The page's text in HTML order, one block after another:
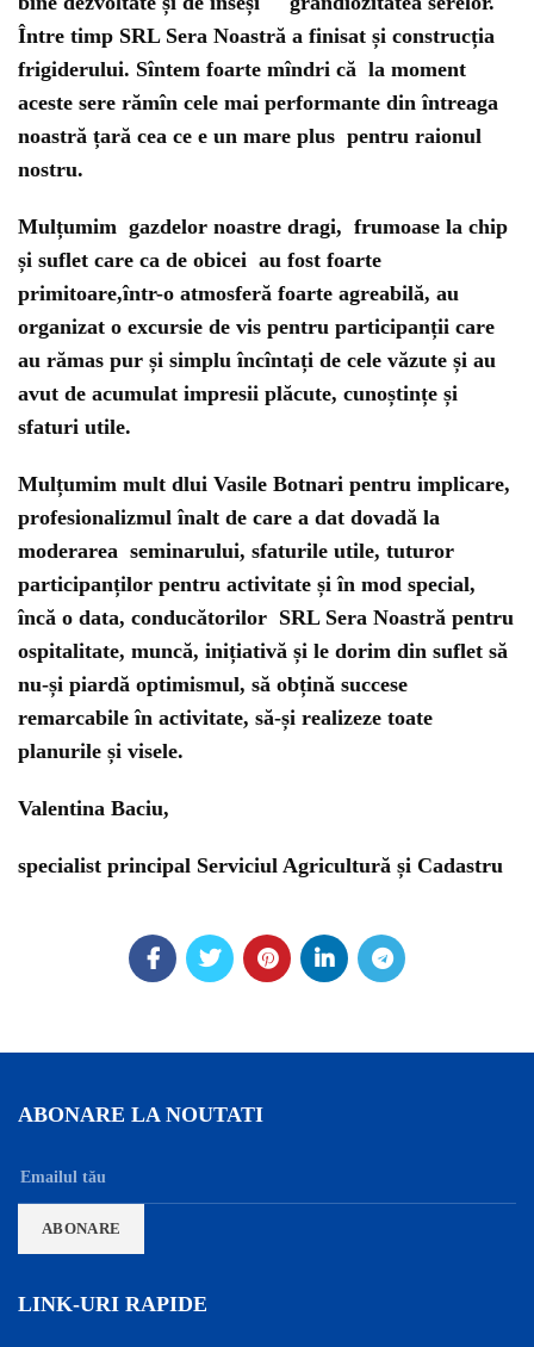
Între timp SRL Sera Noastră a finisat și construcția
frigiderului. Sîntem foarte mîndri că la moment
aceste sere rămîn cele mai performante din întreaga
noastră țară cea ce e un mare plus pentru raionul
nostru.
Mulțumim gazdelor noastre dragi, frumoase la chip
și suflet care ca de obicei au fost foarte
primitoare,într-o atmosferă foarte agreabilă, au
organizat o excursie de vis pentru participanții care
au rămas pur și simplu încîntați de cele văzute și au
avut de acumulat impresii plăcute, cunoștințe și
sfaturi utile.
Mulțumim mult dlui Vasile Botnari pentru implicare,
profesionalizmul înalt de care a dat dovadă la
moderarea seminarului, sfaturile utile, tuturor
participanților pentru activitate și în mod special,
încă o data, conducătorilor SRL Sera Noastră pentru
ospitalitate, muncă, inițiativă și le dorim din suflet să
nu-și piardă optimismul, să obțină succese
remarcabile în activitate, să-și realizeze toate
planurile și visele.
Valentina Baciu,
specialist principal Serviciul Agricultură și Cadastru
ABONARE LA NOUTATI
LINK-URI RAPIDE